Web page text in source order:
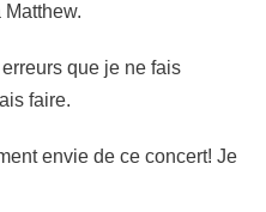
Matthew.
que je ne fais
faire.
envie de ce concert! Je